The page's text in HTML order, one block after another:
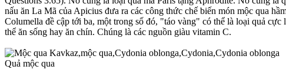
nấu ăn La Mã của Apicius đưa ra các công thức chế biến món mộc qua
Columella đề cập tới ba, một trong số đó, "táo vàng" có thể là loại quả
thể ăn sống hay ăn chín. Chúng là các nguồn giàu vitamin C.
Quả mộc qua